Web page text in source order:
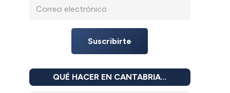
Suscribirte
QUÉ HACER EN CANTABRIA…